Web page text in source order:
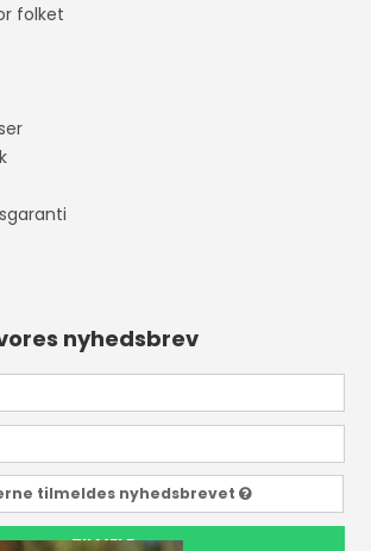
folket
nyhedsbrev
tilmeldes nyhedsbrevet
TILMELD